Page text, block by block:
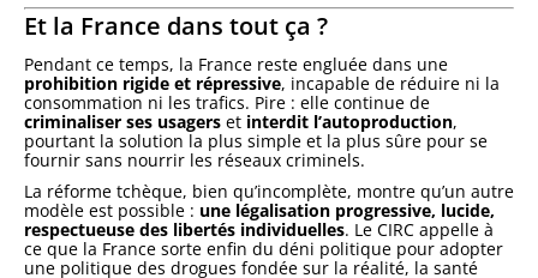
Et la France dans tout ça ?
Pendant ce temps, la France reste engluée dans une
prohibition rigide et répressive, incapable de réduire ni la
consommation ni les trafics. Pire : elle continue de
criminaliser ses usagers et interdit l’autoproduction,
pourtant la solution la plus simple et la plus sûre pour se
fournir sans nourrir les réseaux criminels.
La réforme tchèque, bien qu’incomplète, montre qu’un autre
modèle est possible : une légalisation progressive, lucide,
respectueuse des libertés individuelles. Le CIRC appelle à
ce que la France sorte enfin du déni politique pour adopter
une politique des drogues fondée sur la réalité, la santé